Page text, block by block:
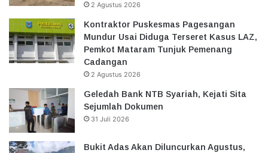
2 Agustus 2026
Kontraktor Puskesmas Pagesangan
Mundur Usai Diduga Terseret Kasus LAZ,
Pemkot Mataram Tunjuk Pemenang
Cadangan
2 Agustus 2026
Geledah Bank NTB Syariah, Kejati Sita
Sejumlah Dokumen
31 Juli 2026
Bukit Adas Akan Diluncurkan Agustus,